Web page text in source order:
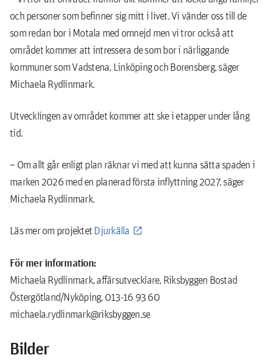
och personer som befinner sig mitt i livet. Vi vänder oss till de
som redan bor i Motala med omnejd men vi tror också att
området kommer att intressera de som bor i närliggande
kommuner som Vadstena, Linköping och Borensberg, säger
Michaela Rydlinmark.
Utvecklingen av området kommer att ske i etapper under lång
tid.
– Om allt går enligt plan räknar vi med att kunna sätta spaden i
marken 2026 med en planerad första inflyttning 2027, säger
Michaela Rydlinmark.
Läs mer om projektetDjurkälla
För mer information:
Michaela Rydlinmark, affärsutvecklare, Riksbyggen Bostad
Östergötland/Nyköping, 013-16 93 60
michaela.rydlinmark@riksbyggen.se
Bilder